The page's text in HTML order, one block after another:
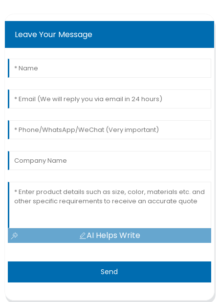
Leave Your Message
AI Helps Write
Send